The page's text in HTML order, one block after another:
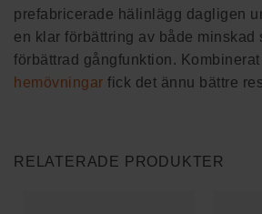
prefabricerade hälinlägg dagligen
en klar förbättring av både minskad
förbättrad gångfunktion.
hemövningar fick det ännu bättre
RELATERADE PRODUKTER